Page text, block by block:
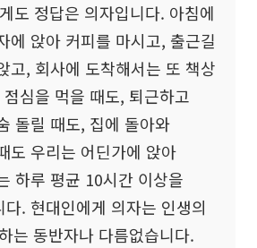
도 정답은 의자입니다. 아침에
에 앉아 커피를 마시고, 출근길
고, 회사에 도착해서는 또 책상
심을 먹을 때도, 퇴근하고
돌릴 때도, 집에 돌아와
도 우리는 어딘가에 앉아
하루 평균 10시간 이상을
. 현대인에게 의자는 인생의
는 동반자나 다름없습니다.